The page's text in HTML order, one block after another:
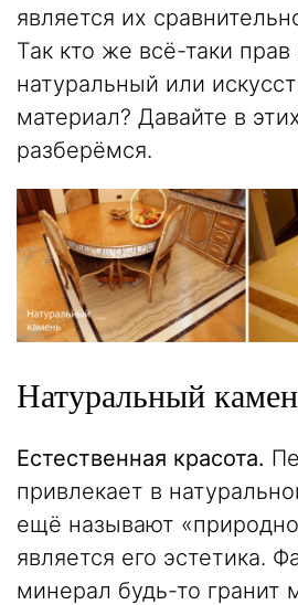
является их
Так кто же всё-таки
натуральный или
материал? Давайте в
разберёмся.
Натуральный
Естественная красота.
привлекает в
ещё называют
является его эстетика.
минерал будь-то гранит